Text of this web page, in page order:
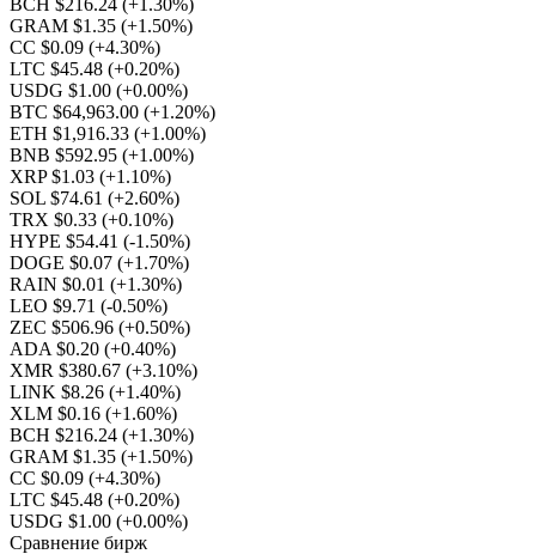
BCH $216.24 (+1.30%)
GRAM $1.35 (+1.50%)
CC $0.09 (+4.30%)
LTC $45.48 (+0.20%)
USDG $1.00 (+0.00%)
BTC $64,963.00 (+1.20%)
ETH $1,916.33 (+1.00%)
BNB $592.95 (+1.00%)
XRP $1.03 (+1.10%)
SOL $74.61 (+2.60%)
TRX $0.33 (+0.10%)
HYPE $54.41 (-1.50%)
DOGE $0.07 (+1.70%)
RAIN $0.01 (+1.30%)
LEO $9.71 (-0.50%)
ZEC $506.96 (+0.50%)
ADA $0.20 (+0.40%)
XMR $380.67 (+3.10%)
LINK $8.26 (+1.40%)
XLM $0.16 (+1.60%)
BCH $216.24 (+1.30%)
GRAM $1.35 (+1.50%)
CC $0.09 (+4.30%)
LTC $45.48 (+0.20%)
USDG $1.00 (+0.00%)
Сравнение бирж